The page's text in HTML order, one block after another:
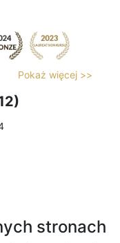
Pokaż więcej >>
stronach